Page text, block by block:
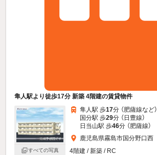
隼人駅より徒歩17分 新築 4階建の賃貸物件
すべての写真
隼人駅 歩17分 （肥薩線など）
国分駅 歩29分 （日豊線）
日当山駅 歩46分 （肥薩線）
鹿児島県霧島市国分野口西
4階建 / 新築 / RC